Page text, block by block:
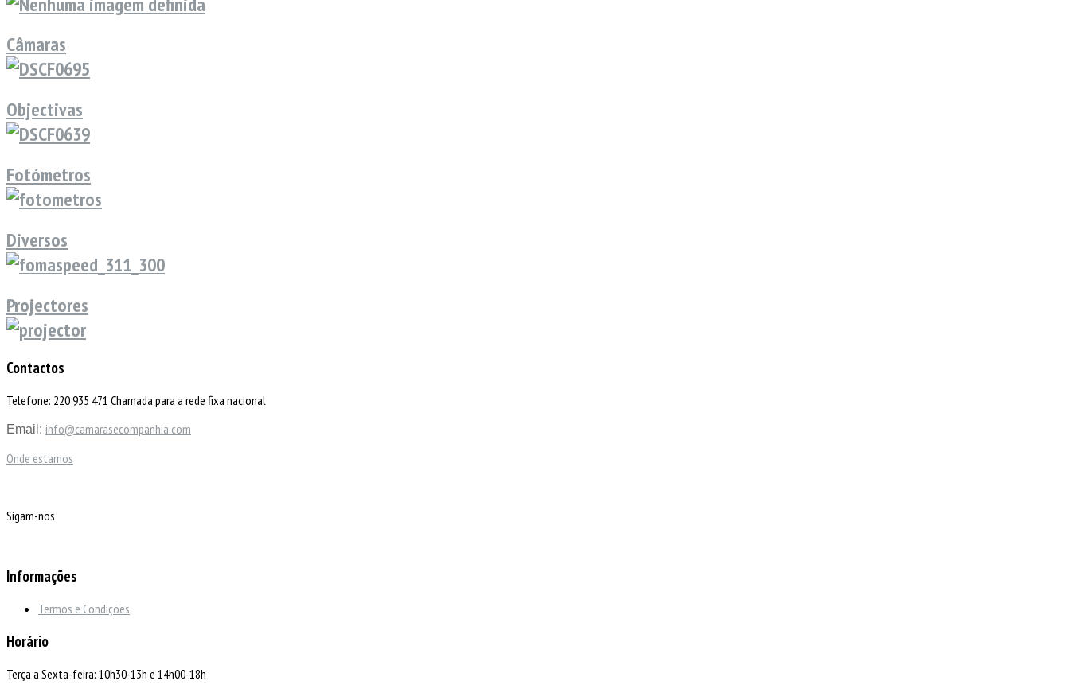
Câmaras
Objectivas
Fotómetros
Diversos
Projectores
Contactos
Telefone: 220 935 471 Chamada para a rede fixa nacional
Email: info@camarasecompanhia.com
Onde estamos
Sigam-nos
Informações
Termos e Condições
Horário
Terça a Sexta-feira: 10h30-13h e 14h00-18h